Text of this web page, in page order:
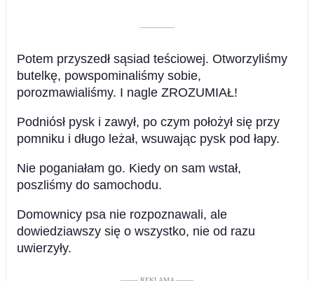
––––––––––
Potem przyszedł sąsiad teściowej. Otworzyliśmy
butelkę, powspominaliśmy sobie,
porozmawialiśmy. I nagle ZROZUMIAŁ!
Podniósł pysk i zawył, po czym położył się przy
pomniku i długo leżał, wsuwając pysk pod łapy.
Nie poganiałam go. Kiedy on sam wstał,
poszliśmy do samochodu.
Domownicy psa nie rozpoznawali, ale
dowiedziawszy się o wszystko, nie od razu
uwierzyły.